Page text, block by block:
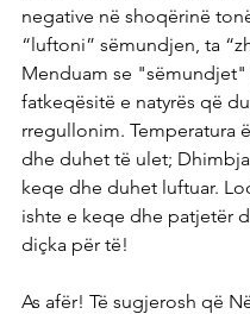
negative në shoqërinë
“luftoni” sëmundjen, ta
Menduam se "sëmundjet"
fatkeqësitë e natyrës që
rregullonim. Temperatura
dhe duhet të ulet;
keqe dhe duhet luftuar.
ishte e keqe dhe patjetër
diçka për të!
As afër! Të sugjerosh që